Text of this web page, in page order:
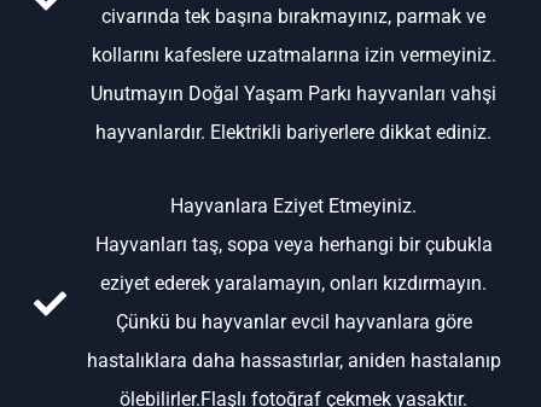
civarında tek başına bırakmayınız, parmak ve
kollarını kafeslere uzatmalarına izin vermeyiniz.
Unutmayın Doğal Yaşam Parkı hayvanları vahşi
hayvanlardır. Elektrikli bariyerlere dikkat ediniz.
Hayvanlara Eziyet Etmeyiniz.
Hayvanları taş, sopa veya herhangi bir çubukla
eziyet ederek yaralamayın, onları kızdırmayın.
Çünkü bu hayvanlar evcil hayvanlara göre
hastalıklara daha hassastırlar, aniden hastalanıp
ölebilirler.Flaşlı fotoğraf çekmek yasaktır.